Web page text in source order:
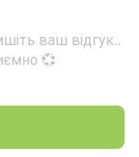
ваш відгук..
💞